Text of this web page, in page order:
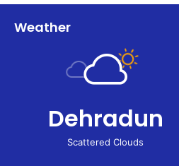
Weather
Dehradun
Scattered Clouds